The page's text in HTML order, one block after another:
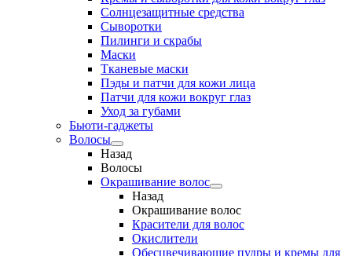
Солнцезащитные средства
Сыворотки
Пилинги и скрабы
Маски
Тканевые маски
Пэды и патчи для кожи лица
Патчи для кожи вокруг глаз
Уход за губами
Бьюти-гаджеты
Волосы
Назад
Волосы
Окрашивание волос
Назад
Окрашивание волос
Красители для волос
Окислители
Обесцвечивающие пудры и кремы для